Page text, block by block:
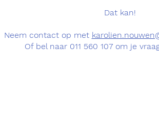
Dat kan!
Neem contact op met
Of bel naar 011 560 107 om je